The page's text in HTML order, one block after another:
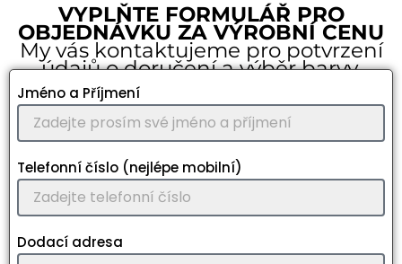
VYPLŇTE FORMULÁŘ PRO
OBJEDNÁVKU ZA VÝROBNÍ CENU
My vás kontaktujeme pro potvrzení
údajů o doručení a výběr barvy.
Jméno a Příjmení
Telefonní číslo (nejlépe mobilní)
Dodací adresa